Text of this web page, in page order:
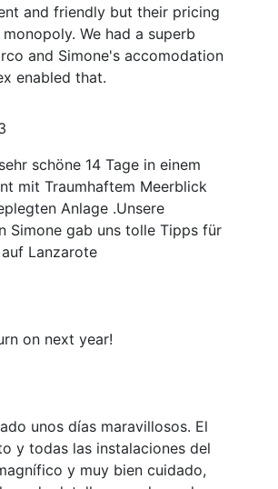
and friendly but their pricing
We had a superb
and Simone's accomodation
enabled that.
schöne 14 Tage in einem
mit Traumhaftem Meerblick
Anlage .Unsere
Simone gab uns tolle Tipps für
Lanzarote
on next year!
unos días maravillosos. El
y todas las instalaciones del
y muy bien cuidado,